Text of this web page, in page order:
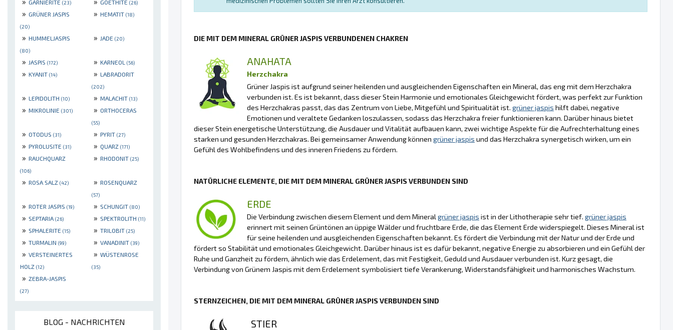
GARNIÈRITE (23) GOETHITE (26)
» GRÜNER JASPIS
(20)
» HEMATIT (18)
» HUMMELJASPIS
(80)
» JADE (20)
» JASPIS (172) » KARNEOL (56)
» KYANIT (14) » LABRADORIT
(202)
» LEPIDOLITH (10) » MALACHIT (13)
» MIKROLINIE (301) » ORTHOCERAS
(55)
» OTODUS (31) » PYRIT (27)
» PYROLUSITE (31) » QUARZ (171)
» RAUCHQUARZ
(106)
» RHODONIT (25)
» ROSA SALZ (42) » ROSENQUARZ
(57)
» ROTER JASPIS (19) » SCHUNGIT (80)
» SEPTARIA (26) » SPEKTROLITH (11)
» SPHALERITE (15) » TRILOBIT (25)
» TURMALIN (99) » VANADINIT (39)
» VERSTEINERTES
HOLZ (12)
» WÜSTENROSE
(35)
» ZEBRA-JASPIS
(27)
BLOG - NACHRICHTEN
DIE MIT DEM MINERAL GRÜNER JASPIS VERBUNDENEN CHAKREN
ANAHATA
Herzchakra
Grüner Jaspis ist aufgrund seiner heilenden und ausgleichenden Eigenschaften ein Mineral, das eng mit dem Herzchakra
verbunden ist. Es ist bekannt, dass dieser Stein Harmonie und emotionales Gleichgewicht fördert, was perfekt zur Funktion
des Herzchakras passt, das das Zentrum von Liebe, Mitgefühl und Spiritualität ist. grüner jaspis hilft dabei, negative
Emotionen und veraltete Gedanken loszulassen, sodass das Herzchakra freier funktionieren kann. Darüber hinaus bietet
dieser Stein energetische Unterstützung, die Ausdauer und Vitalität aufbauen kann, zwei wichtige Aspekte für die Aufrechterhaltung eines
starken und gesunden Herzchakras. Bei gemeinsamer Anwendung können grüner jaspis und das Herzchakra synergetisch wirken, um ein
Gefühl des Wohlbefindens und des inneren Friedens zu fördern.
NATÜRLICHE ELEMENTE, DIE MIT DEM MINERAL GRÜNER JASPIS VERBUNDEN SIND
ERDE
Die Verbindung zwischen diesem Element und dem Mineral grüner jaspis ist in der Lithotherapie sehr tief. grüner jaspis
erinnert mit seinen Grüntönen an üppige Wälder und fruchtbare Erde, die das Element Erde widerspiegelt. Dieses Mineral ist
für seine heilenden und ausgleichenden Eigenschaften bekannt. Es fördert die Verbindung mit der Natur und der Erde und
fördert so Stabilität und emotionales Gleichgewicht. Darüber hinaus ist es dafür bekannt, negative Energie zu absorbieren und ein Gefühl der
Ruhe und Ganzheit zu fördern, ähnlich wie das Erdelement, das mit Festigkeit, Geduld und Ausdauer verbunden ist. Kurz gesagt, die
Verbindung von Grünem Jaspis mit dem Erdelement symbolisiert tiefe Verankerung, Widerstandsfähigkeit und harmonisches Wachstum.
STERNZEICHEN, DIE MIT DEM MINERAL GRÜNER JASPIS VERBUNDEN SIND
STIER